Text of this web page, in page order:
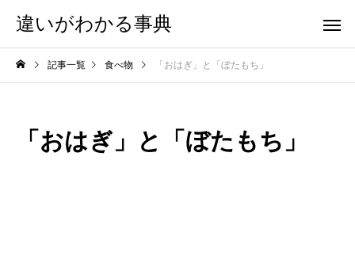
違いがわかる事典
記事一覧 食べ物 「おはぎ」と「ぼたもち」
「おはぎ」と「ぼたもち」